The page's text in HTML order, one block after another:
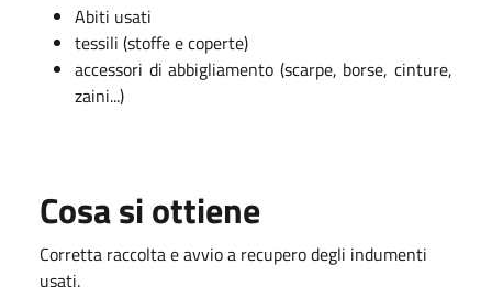
Abiti usati
tessili (stoffe e coperte)
accessori di abbigliamento (scarpe, borse, cinture,
zaini...)
Cosa si ottiene
Corretta raccolta e avvio a recupero degli indumenti
usati.